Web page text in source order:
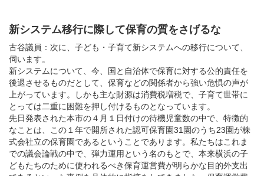
新システム移行に際して保育の質をさげるな
古谷議員：次に、子ども・子育て新システムへの移行について、
伺います。
新システムについて、今、国と自治体で保育に対する公的責任を
後退させるものだとして、保育などの関係者から強い危惧の声が
上がっています。しかも主な財源は消費税増税で、子育て世帯に
とっては二重に困難を押し付けるものとなっています。
先日発表された本市の４月１日付けの待機児童数の中で、特徴的
なことは、この１年で開所された認可保育園31園のうち23園が株
式会社立の保育園であるということであります。私たちはこれま
での議会論戦の中で、弾力運用という名のもとで、本来横浜の子
どもたちのために使われるべき保育運営費が明らかな目的外支出